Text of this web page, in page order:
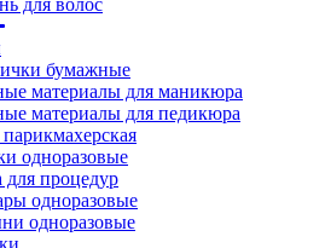
для волос
бумажные
материалы для маникюра
материалы для педикюра
одноразовые
процедур
одноразовые
одноразовые